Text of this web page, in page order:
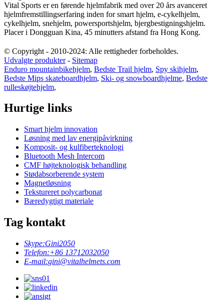
Vital Sports er en førende hjelmfabrik med over 20 års avanceret
hjelmfremstillingserfaring inden for smart hjelm, e-cykelhjelm,
cykelhjelm, snehjelm, powersportshjelm, bjergbestigningshjelm.
Placer i Dongguan Kina, 45 minutters afstand fra Hong Kong.
© Copyright - 2010-2024: Alle rettigheder forbeholdes.
Udvalgte produkter- Sitemap
Enduro mountainbikehjelm, Bedste Trail hjelm, Spy skihjelm,
Bedste Mips skateboardhjelm, Ski- og snowboardhjelme, Bedste
rulleskøjtehjelm,
Hurtige links
Smart hjelm innovation
Løsning med lav energipåvirkning
Komposit- og kulfiberteknologi
Bluetooth Mesh Intercom
CMF højteknologisk behandling
Stødabsorberende system
Magnetløsning
Tekstureret polycarbonat
Bæredygtigt materiale
Tag kontakt
Skype:Gini2050
Telefon:+86 13712032050
E-mail:gini@vitalhelmets.com